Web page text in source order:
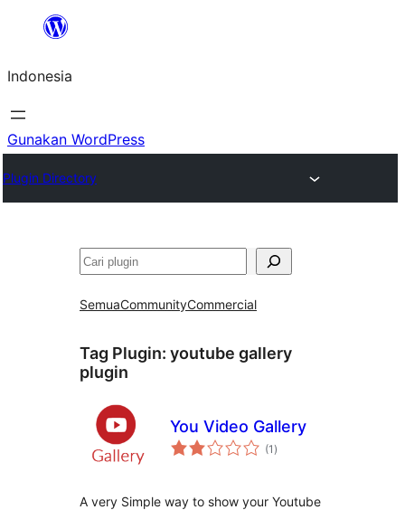
Lewati
konten
Indonesia
Gunakan WordPress
Plugin Directory
Cari
SemuaCommunityCommercial
Tag Plugin: youtube gallery
plugin
You Video Gallery
(1 total
rating
)
A very Simple way to show your Youtube